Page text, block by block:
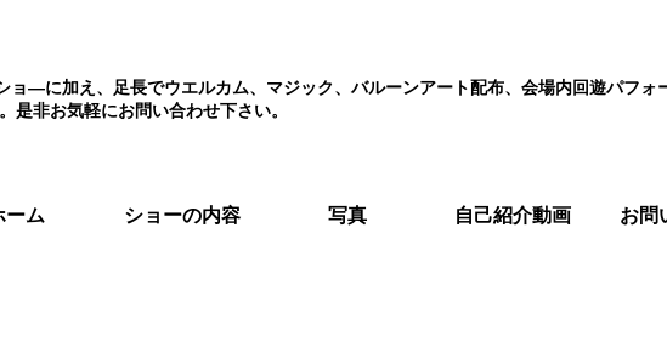
ョ―に加え、足長でウエルカム、マジック、バルーンアート配布、会場内回遊パフォ
是非お気軽にお問い合わせ下さい。
ーム ショーの内容 写真 自己紹介動画 お問